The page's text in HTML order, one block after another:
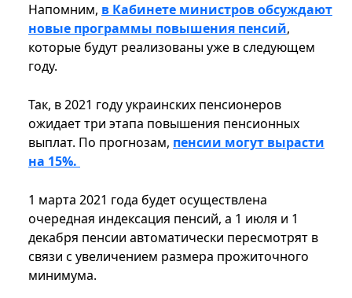
Напомним, в Кабинете министров обсуждают
новые программы повышения пенсий,
которые будут реализованы уже в следующем
году.
Так, в 2021 году украинских пенсионеров
ожидает три этапа повышения пенсионных
выплат. По прогнозам, пенсии могут вырасти
на 15%.
1 марта 2021 года будет осуществлена
очередная индексация пенсий, а 1 июля и 1
декабря пенсии автоматически пересмотрят в
связи с увеличением размера прожиточного
минимума.